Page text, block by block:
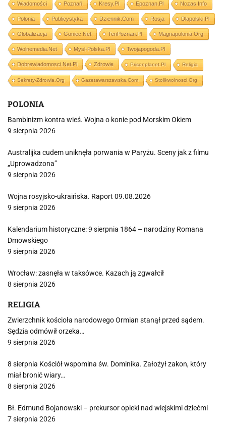
Wiadomości Poznań Kresy.pl Epoznan.pl Nczas.info
Polonia Publicystyka Dziennik.com Rosja Dlapolski.pl
Globalizacja Goniec.net TenPoznan.pl Magnapolonia.org
Wolnemedia.net Mysl-Polska.pl Twojapogoda.pl
Dobrewiadomosci.net.pl Zdrowie Prisonplanet.pl Religia
Sekrety-Zdrowia.org Gazetawarszawska.com Stolikwolnosci.org
POLONIA
Bambinizm kontra wieś. Wojna o konie pod Morskim Okiem
9 sierpnia 2026
Australijka cudem uniknęła porwania w Paryżu. Sceny jak z filmu
„Uprowadzona”
9 sierpnia 2026
Wojna rosyjsko-ukraińska. Raport 09.08.2026
9 sierpnia 2026
Kalendarium historyczne: 9 sierpnia 1864 – narodziny Romana
Dmowskiego
9 sierpnia 2026
Wrocław: zasnęła w taksówce. Kazach ją zgwałcił
8 sierpnia 2026
RELIGIA
Zwierzchnik kościoła narodowego Ormian stanął przed sądem.
Sędzia odmówił orzeka…
9 sierpnia 2026
8 sierpnia Kościół wspomina św. Dominika. Założył zakon, który
miał bronić wiary…
8 sierpnia 2026
Bł. Edmund Bojanowski – prekursor opieki nad wiejskimi dziećmi
7 sierpnia 2026